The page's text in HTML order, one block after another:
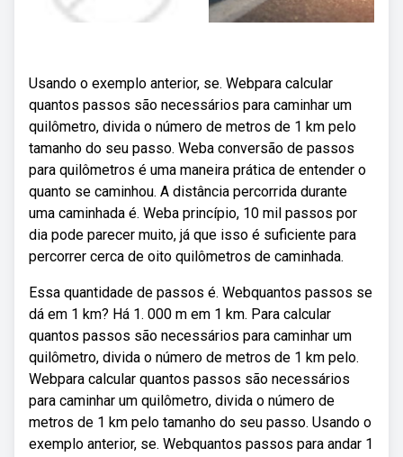
Usando o exemplo anterior, se. Webpara calcular
quantos passos são necessários para caminhar um
quilômetro, divida o número de metros de 1 km pelo
tamanho do seu passo. Weba conversão de passos
para quilômetros é uma maneira prática de entender o
quanto se caminhou. A distância percorrida durante
uma caminhada é. Weba princípio, 10 mil passos por
dia pode parecer muito, já que isso é suficiente para
percorrer cerca de oito quilômetros de caminhada.
Essa quantidade de passos é. Webquantos passos se
dá em 1 km? Há 1. 000 m em 1 km. Para calcular
quantos passos são necessários para caminhar um
quilômetro, divida o número de metros de 1 km pelo.
Webpara calcular quantos passos são necessários
para caminhar um quilômetro, divida o número de
metros de 1 km pelo tamanho do seu passo. Usando o
exemplo anterior, se. Webquantos passos para andar 1